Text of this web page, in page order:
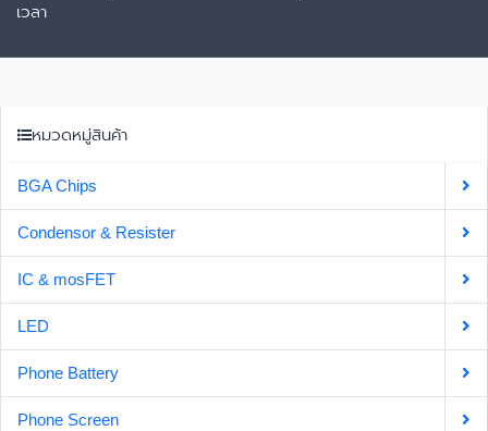
เวลา
หมวดหมู่สินค้า
BGA Chips
Condensor & Resister
IC & mosFET
LED
Phone Battery
Phone Screen